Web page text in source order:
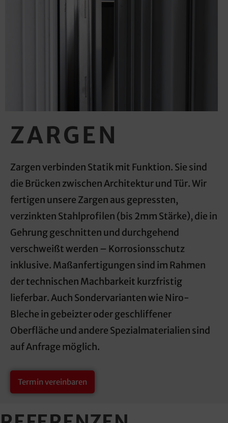
ZARGEN
Zargen verbinden Statik mit Funktion. Sie sind
die Brücken zwischen Architektur und Tür. Wir
fertigen unsere Zargen aus gepressten,
verzinkten Stahlprofilen (bis 2mm Stärke), die in
Gehrung geschnitten und durchgehend
verschweißt werden – Korrosionsschutz
inklusive. Maßanfertigungen sind im Rahmen
der technischen Machbarkeit kurzfristig
lieferbar. Auch Sondervarianten wie Niro-
Bleche in gebeizter oder geschliffener
Oberfläche und andere Spezialmaterialien sind
auf Anfrage möglich.
Termin vereinbaren